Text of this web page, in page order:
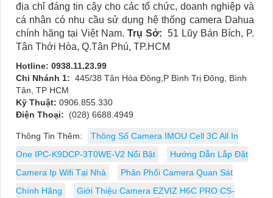
địa chỉ đáng tin cậy cho các tổ chức, doanh nghiệp và
cá nhân có nhu cầu sử dụng hệ thống camera Dahua
chính hãng tại Việt Nam. Trụ Sở: 51 Lũy Bán Bích, P.
Tân Thới Hòa, Q.Tân Phú, TP.HCM
Hotline: 0938.11.23.99
Chi Nhánh 1: 445/38 Tân Hòa Đông,P Bình Trị Đông, Bình
Tân, TP HCM
Kỹ Thuật: 0906.855.330
Điện Thoại:
(028) 6688.4949
Thông Tin Thêm:
Thông Số Camera IMOU Cell 3C All In
One IPC-K9DCP-3T0WE-V2 Nổi Bật
Hướng Dẫn Lắp Đặt
Camera Ip Wifi Tại Nhà
Phân Phối Camera Quan Sát
Chính Hãng
Giới Thiệu Camera EZVIZ H6C PRO CS-